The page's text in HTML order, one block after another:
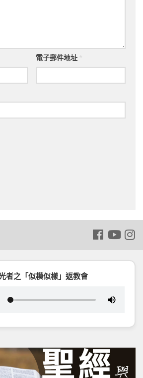
電子郵件地址
者之「似模似樣」返教會